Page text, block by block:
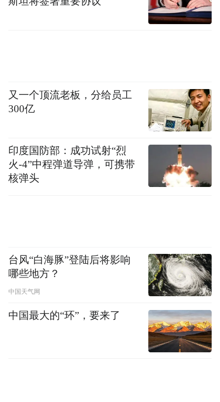
又一个顶流老板，分给员工
300亿
印度国防部：成功试射“烈
火-4”中程弹道导弹，可携带
核弹头
台风“白海豚”登陆后将影响
哪些地方？
中国天气网
中国最大的“环”，要来了